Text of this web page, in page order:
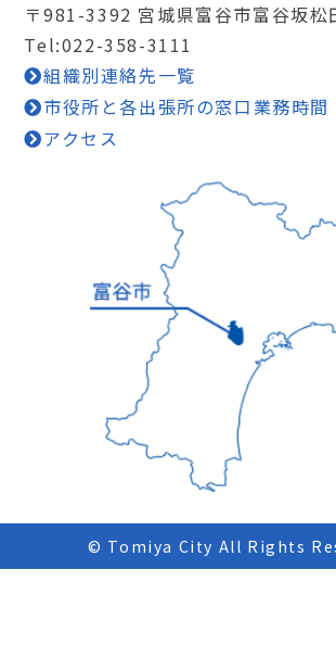
〒981-3392 宮城県富谷市富谷坂松
Tel:022-358-3111
組織別連絡先一覧
市役所と各出張所の窓口業務時間
アクセス
© Tomiya City All Rights